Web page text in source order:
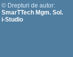
© Drepturi de autor:
SmarTTech Mgm. Sol.
i-Studio